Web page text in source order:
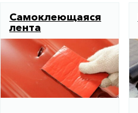
Самоклеющаяся
лента